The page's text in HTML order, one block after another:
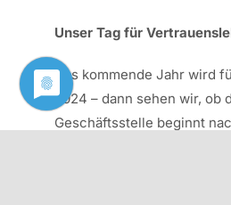
Unser Tag für
Das kommende Jahr wird
2024 – dann sehen wir, ob
Geschäftsstelle beginnt